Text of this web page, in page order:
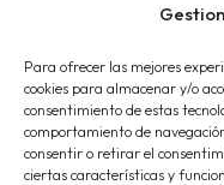
Para ofrecer las mejores
cookies para almacenar y/o
consentimiento de estas
comportamiento de
consentir o retirar el
ciertas características y